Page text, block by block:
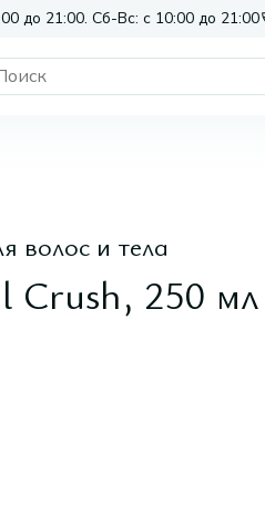
до 21:00. Сб-Вс: с 10:00 до 21:00
волос и тела
Crush, 250 мл